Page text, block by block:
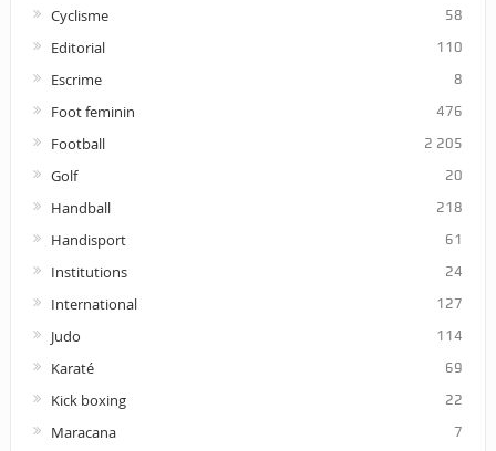
Cyclisme 58
Editorial 110
Escrime 8
Foot feminin 476
Football 2 205
Golf 20
Handball 218
Handisport 61
Institutions 24
International 127
Judo 114
Karaté 69
Kick boxing 22
Maracana 7